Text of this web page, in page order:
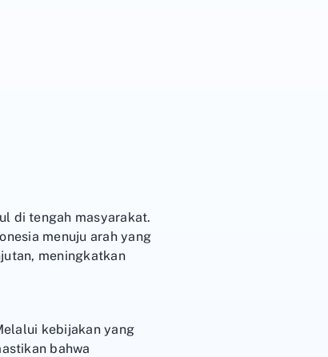
di tengah masyarakat.
menuju arah yang
meningkatkan
kebijakan yang
bahwa